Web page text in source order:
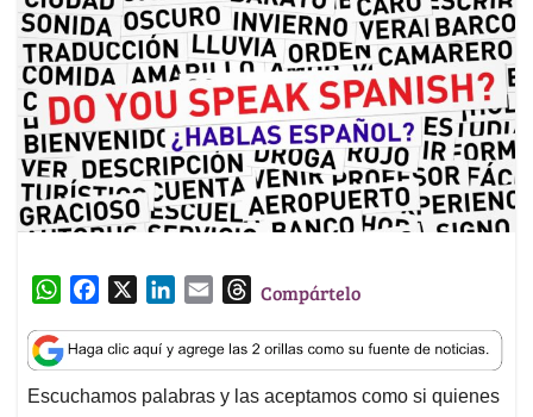
W
a
t
s
c
e
b
n
k
e
a
i
l
T
r
e
a
Compártelo
Escuchamos palabras y las aceptamos como si quienes